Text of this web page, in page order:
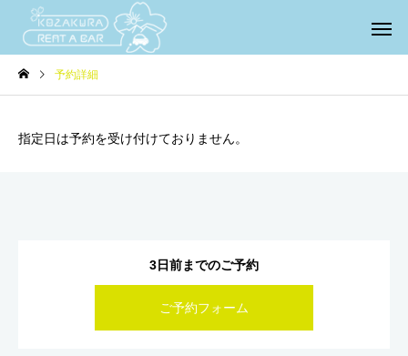
予約詳細
指定日は予約を受け付けておりません。
3日前までのご予約
ご予約フォーム